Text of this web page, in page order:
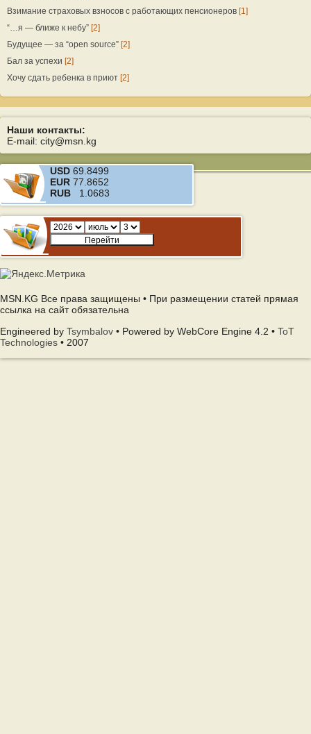
Взимание страховых взносов с работающих пенсионеров [1]
“…я — ближе к небу” [2]
Будущее — за “open source” [2]
Бал за успехи [2]
Хочу сдать ребенка в приют [2]
Наши контакты:
E-mail: city@msn.kg
USD 69.8499
EUR 77.8652
RUB 1.0683
MSN.KG Все права защищены • При размещении статей прямая
ссылка на сайт обязательна
Engineered by Tsymbalov • Powered by WebCore Engine 4.2 • ToT
Technologies • 2007